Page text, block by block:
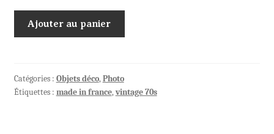
de
la
Ajouter au panier
Catégories : Objets déco,Photo
Étiquettes : made in france,vintage 70s